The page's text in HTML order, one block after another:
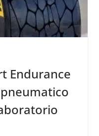
Endurance